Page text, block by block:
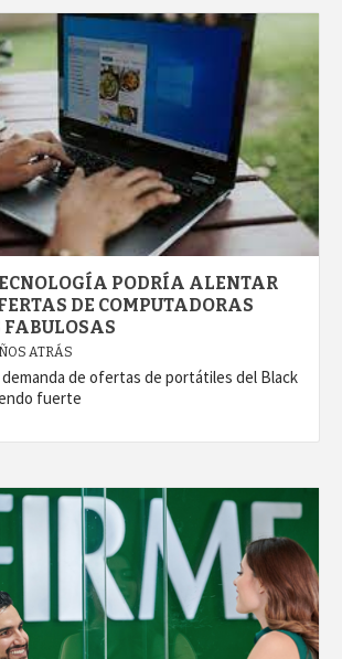
PODRÍA ALENTAR
DE COMPUTADORAS
FABULOSAS
ATRÁS
demanda de ofertas de portátiles del Black
fuerte